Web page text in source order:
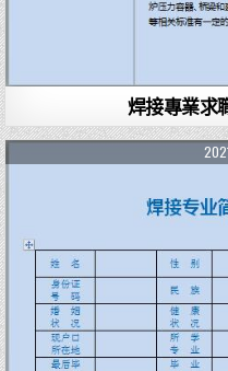
焊接專業求